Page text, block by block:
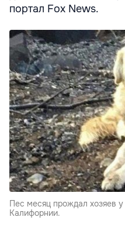
портал Fox News.
Пес месяц прождал хозяев
Калифорнии.